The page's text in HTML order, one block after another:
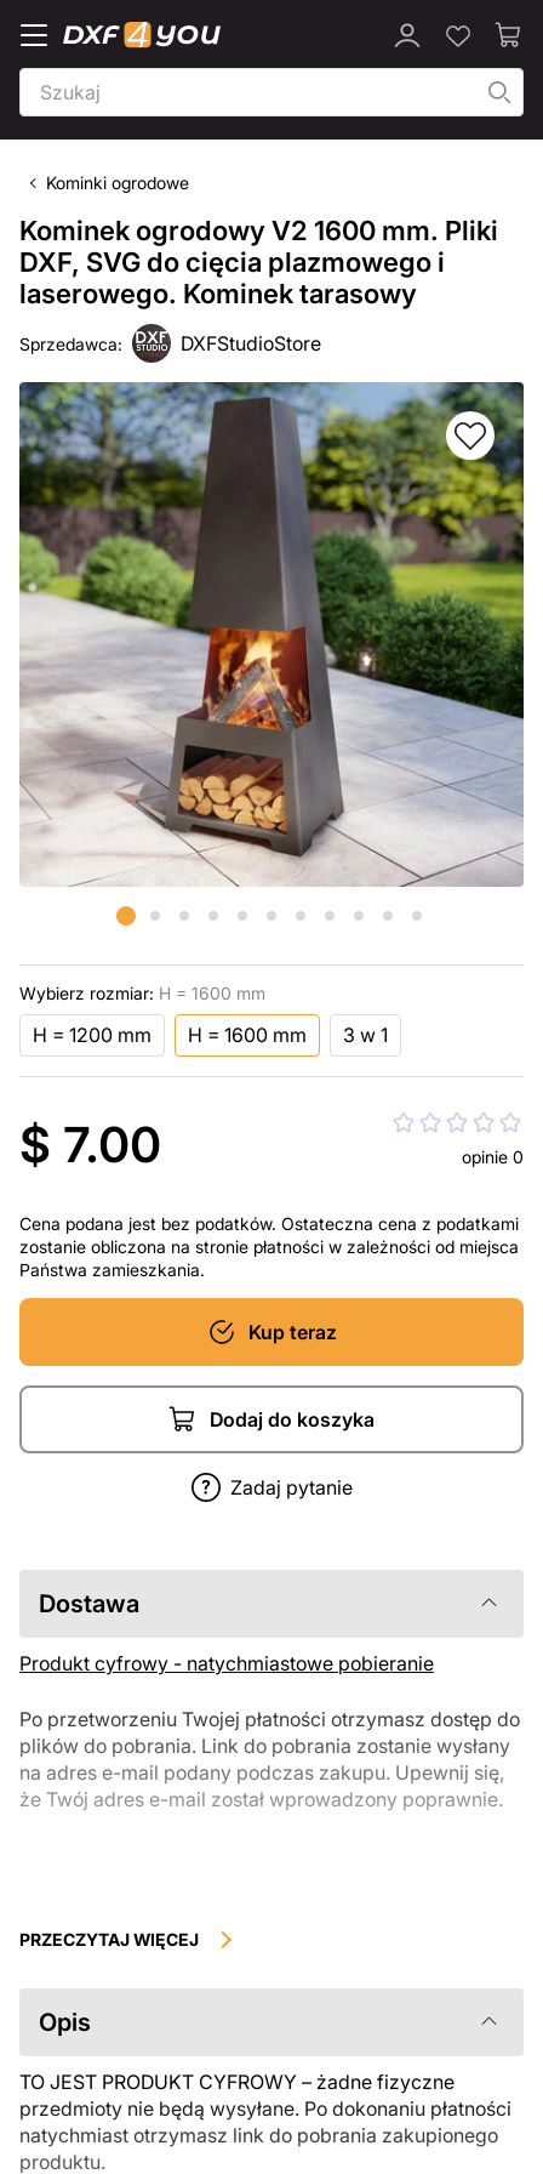
Kominki ogrodowe
Kominek ogrodowy V2 1600 mm. Pliki
DXF, SVG do cięcia plazmowego i
laserowego. Kominek tarasowy
Sprzedawca: DXFStudioStore
Wybierz rozmiar: H = 1600 mm
H = 1200 mm H = 1600 mm 3 w 1
$ 7.00 opinie 0
Cena podana jest bez podatków. Ostateczna cena z podatkami
zostanie obliczona na stronie płatności w zależności od miejsca
Państwa zamieszkania.
Kup teraz
Dodaj do koszyka
Zadaj pytanie
Dostawa
Produkt cyfrowy - natychmiastowe pobieranie
Po przetworzeniu Twojej płatności otrzymasz dostęp do
plików do pobrania. Link do pobrania zostanie wysłany
na adres e-mail podany podczas zakupu. Upewnij się,
że Twój adres e-mail został wprowadzony poprawnie.
podlegają zwrotowi ani wymianie po ich pobraniu. Zalecamy
przed zakupem. Jeśli masz jakiekolwiek problemy z zamówieniem,
skontaktuj się bezpośrednio ze sprzedawcą.
PRZECZYTAJ WIĘCEJ
Opis
TO JEST PRODUKT CYFROWY – żadne fizyczne
przedmioty nie będą wysyłane. Po dokonaniu płatności
natychmiast otrzymasz link do pobrania zakupionego
produktu.